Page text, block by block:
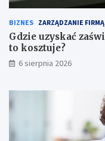
BIZNES ZARZĄDZANIE FIRMĄ
Gdzie uzyskać
to kosztuje?
6 sierpnia 2026